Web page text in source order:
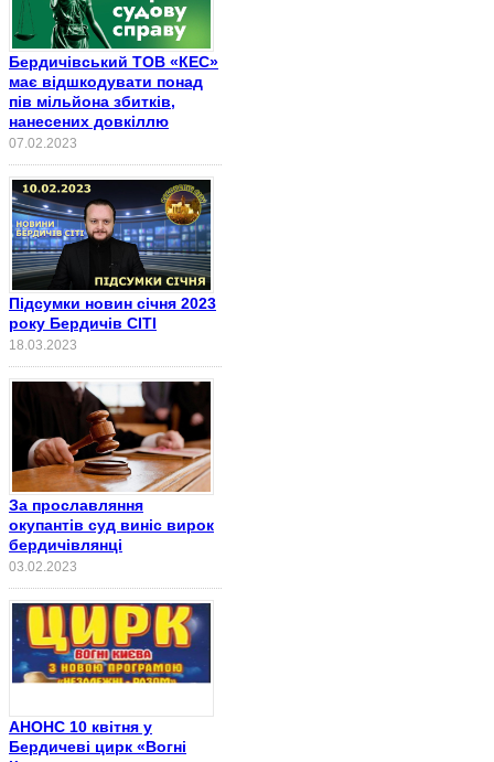
Бердичівський ТОВ «КЕС»
має відшкодувати понад
пів мільйона збитків,
нанесених довкіллю
07.02.2023
Підсумки новин січня 2023
року Бердичів СІТІ
18.03.2023
За прославляння
окупантів суд виніс вирок
бердичівлянці
03.02.2023
АНОНС 10 квітня у
Бердичеві цирк «Вогні